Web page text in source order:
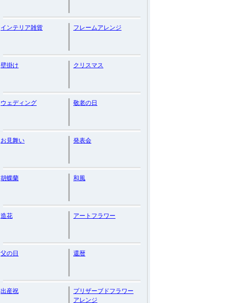
インテリア雑貨 フレームアレンジ
壁掛け クリスマス
ウェディング 敬老の日
お見舞い 発表会
胡蝶蘭 和風
造花 アートフラワー
父の日 還暦
出産祝
プリザーブドフラワー
アレンジ